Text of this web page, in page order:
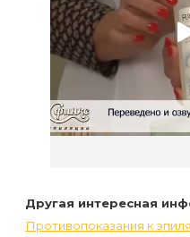
Другая интересная
Противопоказания к